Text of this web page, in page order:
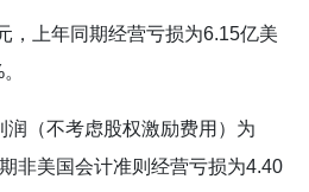
，上年同期经营亏损为6.15亿美
润（不考虑股权激励费用）为
非美国会计准则经营亏损为4.40